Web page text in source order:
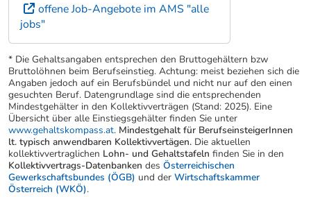
offene Job-Angebote im AMS "alle
jobs"
* Die Gehaltsangaben entsprechen den Bruttogehältern bzw
Bruttolöhnen beim Berufseinstieg. Achtung: meist beziehen sich die
Angaben jedoch auf ein Berufsbündel und nicht nur auf den einen
gesuchten Beruf. Datengrundlage sind die entsprechenden
Mindestgehälter in den Kollektivverträgen (Stand: 2025). Eine
Übersicht über alle Einstiegsgehälter finden Sie unter
www.gehaltskompass.at. Mindestgehalt für BerufseinsteigerInnen
lt. typisch anwendbaren Kollektivvertägen. Die aktuellen
kollektivvertraglichen Lohn- und Gehaltstafeln finden Sie in den
Kollektivvertrags-Datenbanken des Österreichischen
Gewerkschaftsbundes (ÖGB) und der Wirtschaftskammer
Österreich (WKÖ).